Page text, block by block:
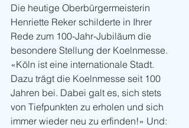
Die heutige Oberbürgermeisterin
Henriette Reker schilderte in Ihrer
Rede zum 100-Jahr-Jubiläum die
besondere Stellung der Koelnmesse.
«Köln ist eine internationale Stadt.
Dazu trägt die Koelnmesse seit 100
Jahren bei. Dabei galt es, sich stets
von Tiefpunkten zu erholen und sich
immer wieder neu zu erfinden!» Und: